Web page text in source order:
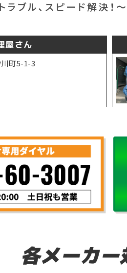
屋さん
町5-1-3
各メーカ